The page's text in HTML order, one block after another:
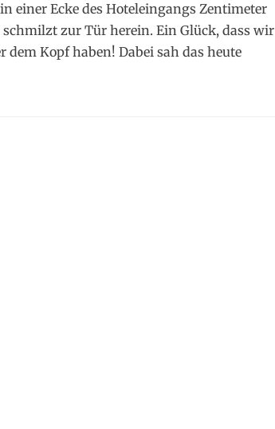
einer Ecke des Hoteleingangs Zentimeter
zur Tür herein. Ein Glück, dass wir
dem Kopf haben! Dabei sah das heute